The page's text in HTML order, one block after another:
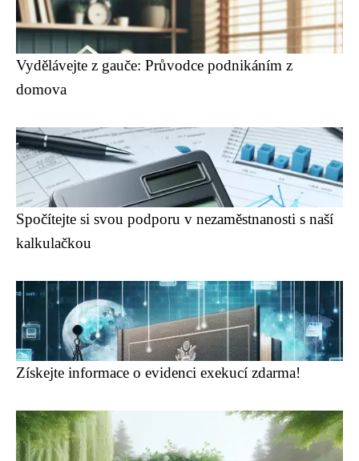
Vydělávejte z gauče: Průvodce podnikáním z
domova
Spočítejte si svou podporu v nezaměstnanosti s naší
kalkulačkou
Získejte informace o evidenci exekucí zdarma!